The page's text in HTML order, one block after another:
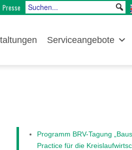
Presse
Serviceangebote
Programm BRV-Tagung
Practice für die